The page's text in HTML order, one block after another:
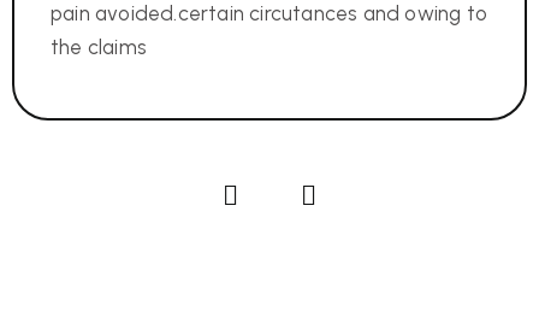
pain avoided.certain circutances and owing to
the claims